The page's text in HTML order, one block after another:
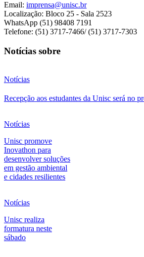
Email: imprensa@unisc.br
Localização: Bloco 25 - Sala 2523
WhatsApp (51) 98408 7191
Telefone: (51) 3717-7466/ (51) 3717-7303
Notícias sobre
Notícias
Recepção aos estudantes da Unisc será no
Notícias
Unisc promove
Inovathon para
desenvolver soluções
em gestão ambiental
e cidades resilientes
Notícias
Unisc realiza
formatura neste
sábado